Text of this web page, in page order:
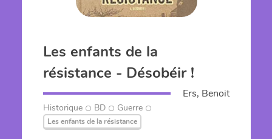
Les enfants de la
résistance - Désobéir !
Ers, Benoit
Historique BD Guerre
Les enfants de la résistance